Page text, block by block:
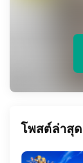
โพสต์ล่าสุด